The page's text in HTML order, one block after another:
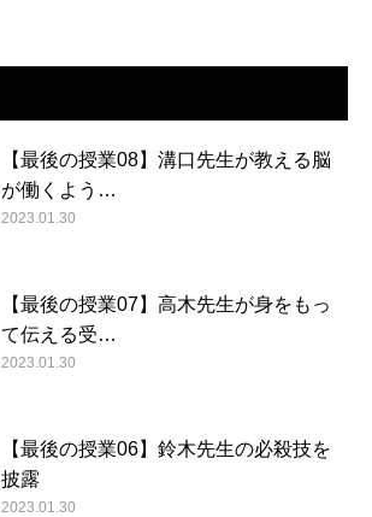
【最後の授業08】溝口先生が教える脳
が働くよう…
2023.01.30
【最後の授業07】高木先生が身をもっ
て伝える受…
2023.01.30
【最後の授業06】鈴木先生の必殺技を
披露
2023.01.30